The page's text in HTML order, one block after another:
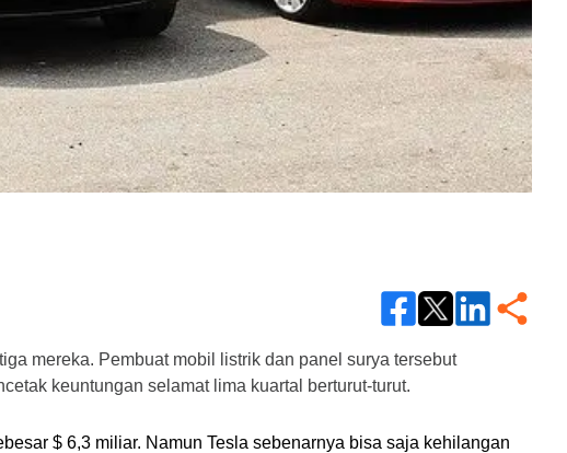
mereka. Pembuat mobil listrik dan panel surya tersebut
keuntungan selamat lima kuartal berturut-turut.
$ 6,3 miliar. Namun Tesla sebenarnya bisa saja kehilangan